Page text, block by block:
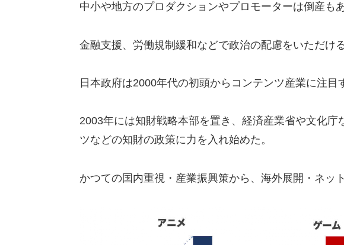
中小や地方のプロダクションやプロモーターは倒産も
金融支援、労働規制緩和な どで政治の配慮をいただけ
日本政府は2000年代の初頭からコンテンツ産業に注目
2003年には知財戦略本部を置き、経済産業省や文化庁
ツな どの知財の政策に力を入れ始めた。
かつての国内重視・産業振興策から、海外展開・ネ ッ